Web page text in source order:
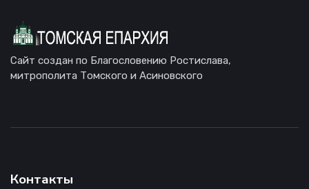
Сайт создан по Благословению Ростислава,
митрополита Томского и Асиновского
Контакты